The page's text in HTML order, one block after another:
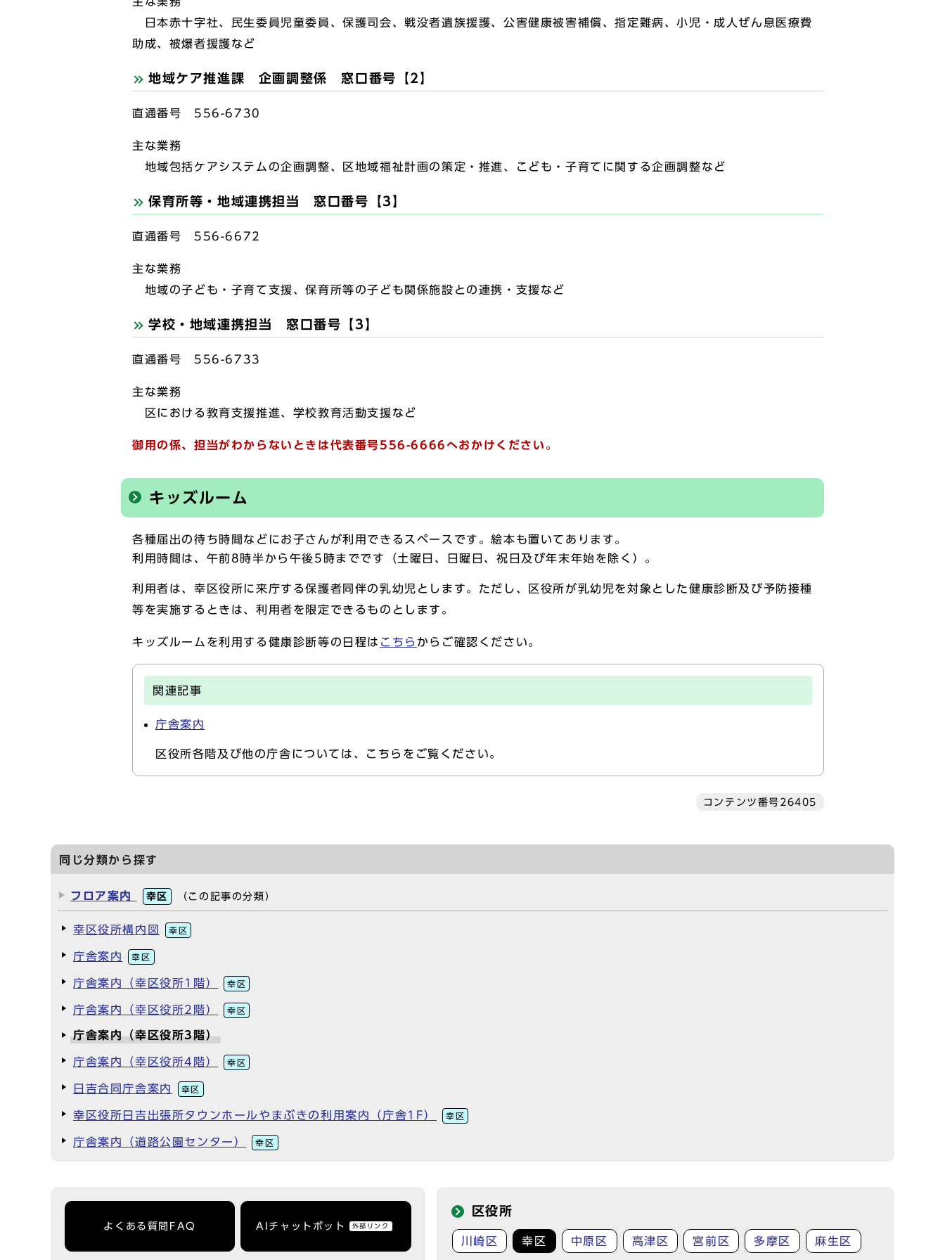
日本赤十字社、民生委員児童委員、保護司会、戦没者遺族援護、公害健康被害補償、指定難病、小児・成人ぜん息医療費
助成、被爆者援護など
地域ケア推進課 企画調整係 窓口番号【2】
直通番号 556-6730
主な業務
地域包括ケアシステムの企画調整、区地域福祉計画の策定・推進、こども・子育てに関する企画調整など
保育所等・地域連携担当 窓口番号【3】
直通番号 556-6672
主な業務
地域の子ども・子育て支援、保育所等の子ども関係施設との連携・支援など
学校・地域連携担当 窓口番号【3】
直通番号 556-6733
主な業務
区における教育支援推進、学校教育活動支援など
御用の係、担当がわからないときは代表番号556-6666へおかけください。
キッズルーム
各種届出の待ち時間などにお子さんが利用できるスペースです。絵本も置いてあります。
利用時間は、午前8時半から午後5時までです（土曜日、日曜日、祝日及び年末年始を除く）。
利用者は、幸区役所に来庁する保護者同伴の乳幼児とします。ただし、区役所が乳幼児を対象とした健康診断及び予防接種
等を実施するときは、利用者を限定できるものとします。
キッズルームを利用する健康診断等の日程は こちら からご確認ください。
関連記事
庁舎案内
区役所各階及び他の庁舎については、こちらをご覧ください。
コンテンツ番号26405
同じ分類から探す
フロア案内 幸区 （この記事の分類）
幸区役所構内図 幸区
庁舎案内 幸区
庁舎案内（幸区役所1階） 幸区
庁舎案内（幸区役所2階） 幸区
庁舎案内（幸区役所3階）
庁舎案内（幸区役所4階） 幸区
日吉合同庁舎案内 幸区
幸区役所日吉出張所タウンホールやまぶきの利用案内（庁舎1F） 幸区
庁舎案内（道路公園センター） 幸区
よくある質問FAQ AIチャットボット 外部リンク
区役所
川崎区 幸区 中原区 高津区 宮前区 多摩区 麻生区